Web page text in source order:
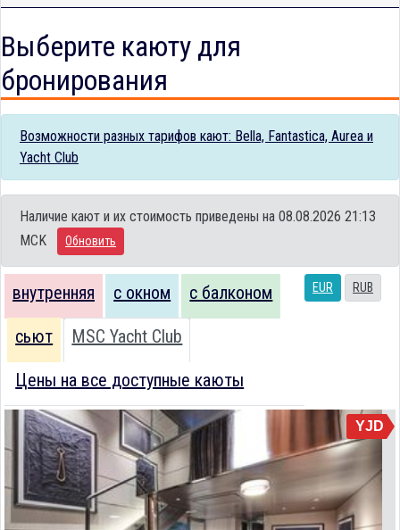
Выберите каюту для
бронирования
Возможности разных тарифов кают: Bella, Fantastica, Aurea и
Yacht Club
Наличие кают и их стоимость приведены на 08.08.2026 21:13
MCK
Обновить
EUR RUB
внутренняя с окном с балконом
сьют MSC Yacht Club
Цены на все доступные каюты
YJD